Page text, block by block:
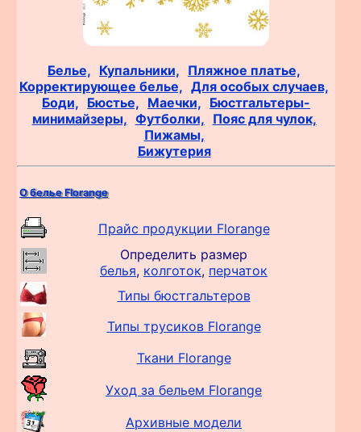
Белье, Купальники, Пляжное платье,
Корректирующее белье, Для особых случаев,
Боди, Бюстье, Маечки, Бюстгальтеры-
минимайзеры, Футболки, Пояс для чулок,
Пижамы,
Бижутерия
О белье Florange
Прайс продукции Florange
Определить размер
белья, колготок, перчаток
Типы бюстгальтеров
Типы трусиков Florange
Ткани Florange
Уход за бельем Florange
Архивные модели